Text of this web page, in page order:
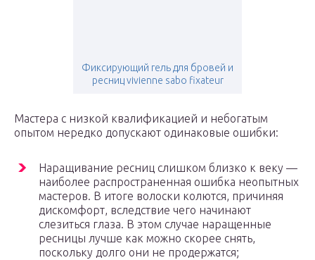
Фиксирующий гель для бровей и
ресниц vivienne sabo fixateur
Мастера с низкой квалификацией и небогатым
опытом нередко допускают одинаковые ошибки:
Наращивание ресниц слишком близко к веку —
наиболее распространенная ошибка неопытных
мастеров. В итоге волоски колются, причиняя
дискомфорт, вследствие чего начинают
слезиться глаза. В этом случае наращенные
ресницы лучше как можно скорее снять,
поскольку долго они не продержатся;